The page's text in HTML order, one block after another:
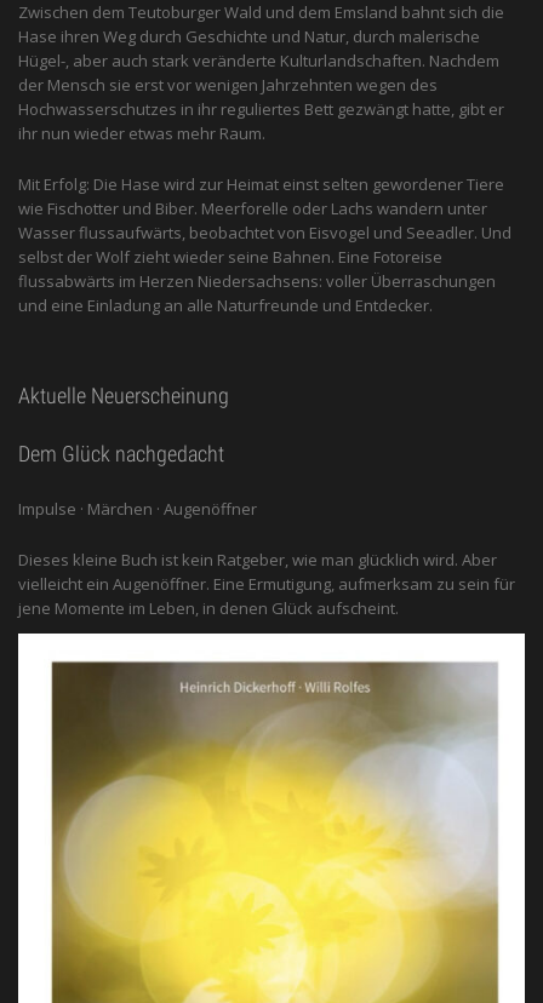
Zwischen dem Teutoburger Wald und dem Emsland bahnt sich die
Hase ihren Weg durch Geschichte und Natur, durch malerische
Hügel-, aber auch stark veränderte Kulturlandschaften. Nachdem
der Mensch sie erst vor wenigen Jahrzehnten wegen des
Hochwasserschutzes in ihr reguliertes Bett gezwängt hatte, gibt er
ihr nun wieder etwas mehr Raum.
Mit Erfolg: Die Hase wird zur Heimat einst selten gewordener Tiere
wie Fischotter und Biber. Meerforelle oder Lachs wandern unter
Wasser flussaufwärts, beobachtet von Eis­vogel und See­adler. Und
selbst der Wolf zieht wieder seine Bahnen. Eine Fotoreise
flussabwärts im Herzen Niedersachsens: voller Überraschungen
und eine Einladung an alle ­Naturfreunde und Entdecker.
Aktuelle Neuerscheinung
Dem Glück nachgedacht
Impulse · Märchen · Augenöffner
Dieses kleine Buch ist kein Ratgeber, wie man glücklich wird. Aber
vielleicht ein Augenöffner. Eine Ermutigung, aufmerksam zu sein für
jene Momente im Leben, in denen Glück aufscheint.